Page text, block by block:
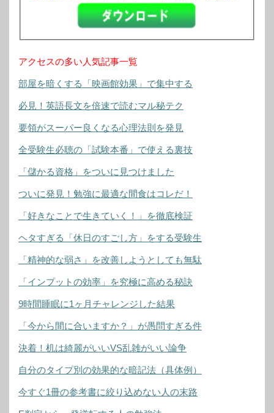
アクセスの多い人気記事一覧
部屋を暗くする「映画館効果」で集中する
必見！英語長文を倍速で読むマル秘テク
要領がスーパー良くなる心理法則を発見
全受験生必聴の「試験本番」で使える裏技
「儲かる資格」をついに見つけました
ついに発見！勉強に最適な間食はコレだ！
「好きなことで生きていく！」を徹底検証
ヘタすぎる「休日のすごし方」をする受験生
「精神的な弱さ」を改善しようとしても無駄
「インプットの効率」を究極に高める秘訣
9時間睡眠に1ヶ月チャレンジした結果
「今から間に合いますか？」が愚問すぎる件
決着！机は綺麗がいいVS乱雑がいい論争
自分のタイプ別の効果的な暗記法（具体例）
今すぐ1冊の参考書に絞り込めない人の末路